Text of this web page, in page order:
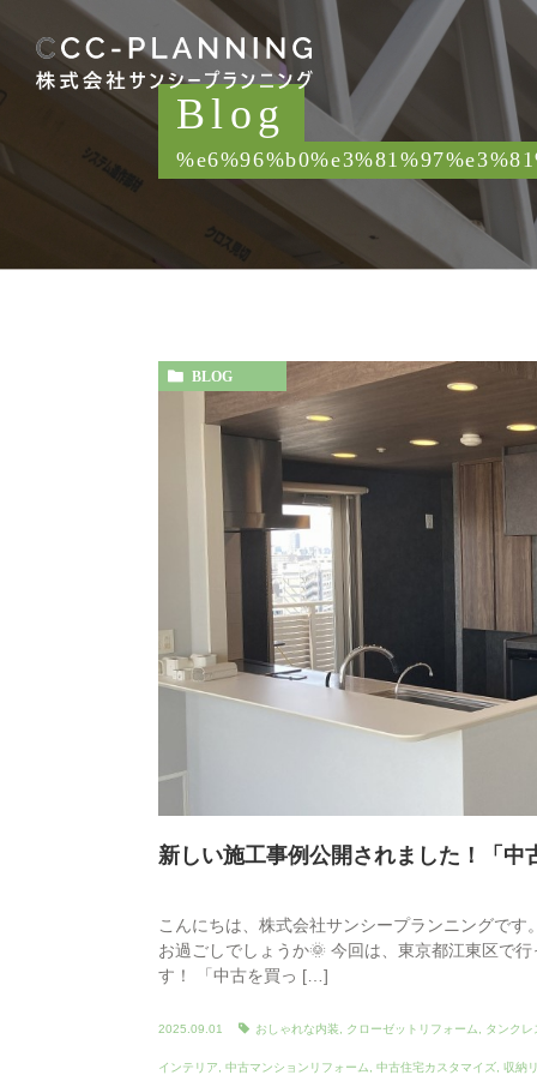
Blog
BLOG
新しい施工事例公開されました！「中
こんにちは、株式会社サンシープランニングで
お過ごしでしょうか🌞 今回は、東京都江東区で
す！ 「中古を買っ […]
2025.09.01 おしゃれな内装 クローゼットリフォーム タンクレ
インテリア 中古マンションリフォーム 中古住宅カスタマイズ 収納